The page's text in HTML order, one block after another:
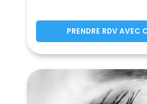
PRENDRE RDV AVEC